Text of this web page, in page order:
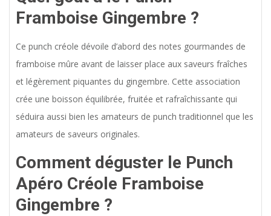
Framboise Gingembre ?
Ce punch créole dévoile d’abord des notes gourmandes de
framboise mûre avant de laisser place aux saveurs fraîches
et légèrement piquantes du gingembre. Cette association
crée une boisson équilibrée, fruitée et rafraîchissante qui
séduira aussi bien les amateurs de punch traditionnel que les
amateurs de saveurs originales.
Comment déguster le Punch
Apéro Créole Framboise
Gingembre ?